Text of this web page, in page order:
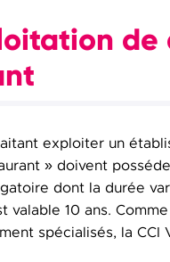
exploiter un
» doivent
dont la durée
valable 10 ans.
spécialisés, la